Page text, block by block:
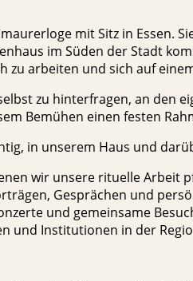
mit Sitz in
im Süden der Stadt
zu arbeiten und sich auf
zu hinterfragen, an den
Bemühen einen festen
in unserem Haus und
wir unsere rituelle Arbeit
Gesprächen und
und gemeinsame
und Institutionen in der